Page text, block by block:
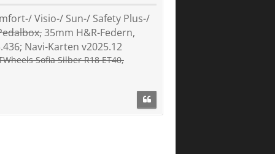
Visio-/ Sun-/ Safety Plus-/
35mm H&R-Federn,
Navi-Karten v2025.12
Sofia Silber R18 ET40,